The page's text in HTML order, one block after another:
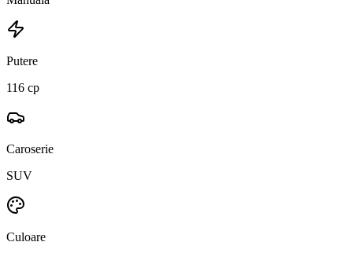
Putere
116 cp
Caroserie
SUV
Culoare